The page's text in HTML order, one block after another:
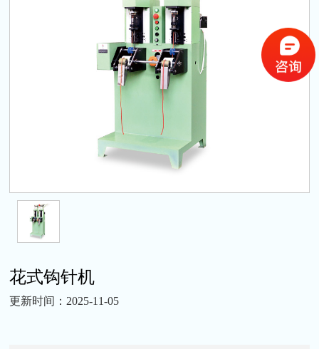
花式钩针机
更新时间：2025-11-05